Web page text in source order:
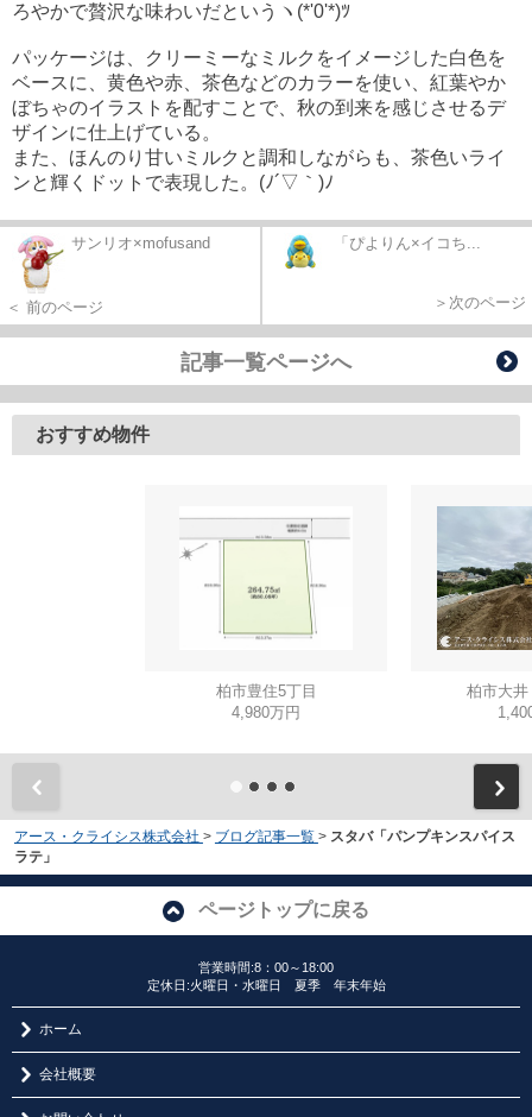
ろやかで贅沢な味わいだというヽ(*'0'*)ﾂ
パッケージは、クリーミーなミルクをイメージした白色を
ベースに、黄色や赤、茶色などのカラーを使い、紅葉やか
ぼちゃのイラストを配すことで、秋の到来を感じさせるデ
ザインに仕上げている。
また、ほんのり甘いミルクと調和しながらも、茶色いライ
ンと輝くドットで表現した。(ﾉ´▽｀)ﾉ
サンリオ×mofusand
＜ 前のページ
「ぴよりん×イコち...
＞次のページ
記事一覧ページへ
おすすめ物件
柏市豊住5丁目
4,980万円
柏市大
アース・クライシス株式会社 > ブログ記事一覧 > スタバ「パンプキンスパイス
ラテ」
ページトップに戻る
営業時間:8：00～18:00
定休日:火曜日・水曜日 夏季 年末年始
ホーム
会社概要